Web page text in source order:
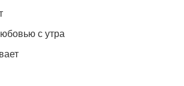
с утра